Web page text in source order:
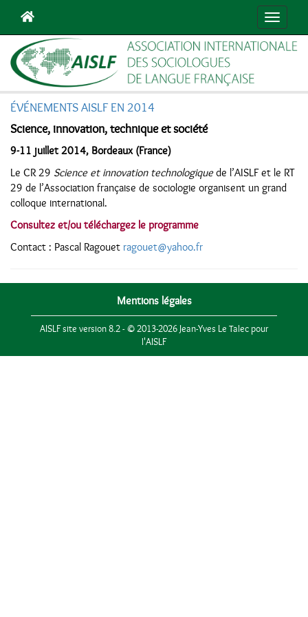
ÉVÉNEMENTS AISLF EN 2014
Science, innovation, technique et société
9-11 juillet 2014, Bordeaux (France)
Le CR 29 Science et innovation technologiquede l’AISLF et le RT
29 de l’Association française de sociologie organisent un grand
colloque international.
Consultez et/ou téléchargez le programme
Contact : Pascal Ragouet ragouet@yahoo.fr
Mentions légales
AISLF site version 8.2 - © 2013-2026 Jean-Yves Le Talec pour
l'AISLF